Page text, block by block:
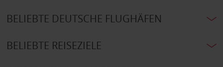
BELIEBTE DEUTSCHE FLUGHÄFEN
BELIEBTE REISEZIELE